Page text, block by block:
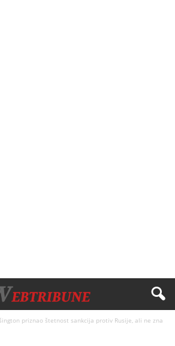
priznao štetnost sankcija protiv Rusije, ali ne zna